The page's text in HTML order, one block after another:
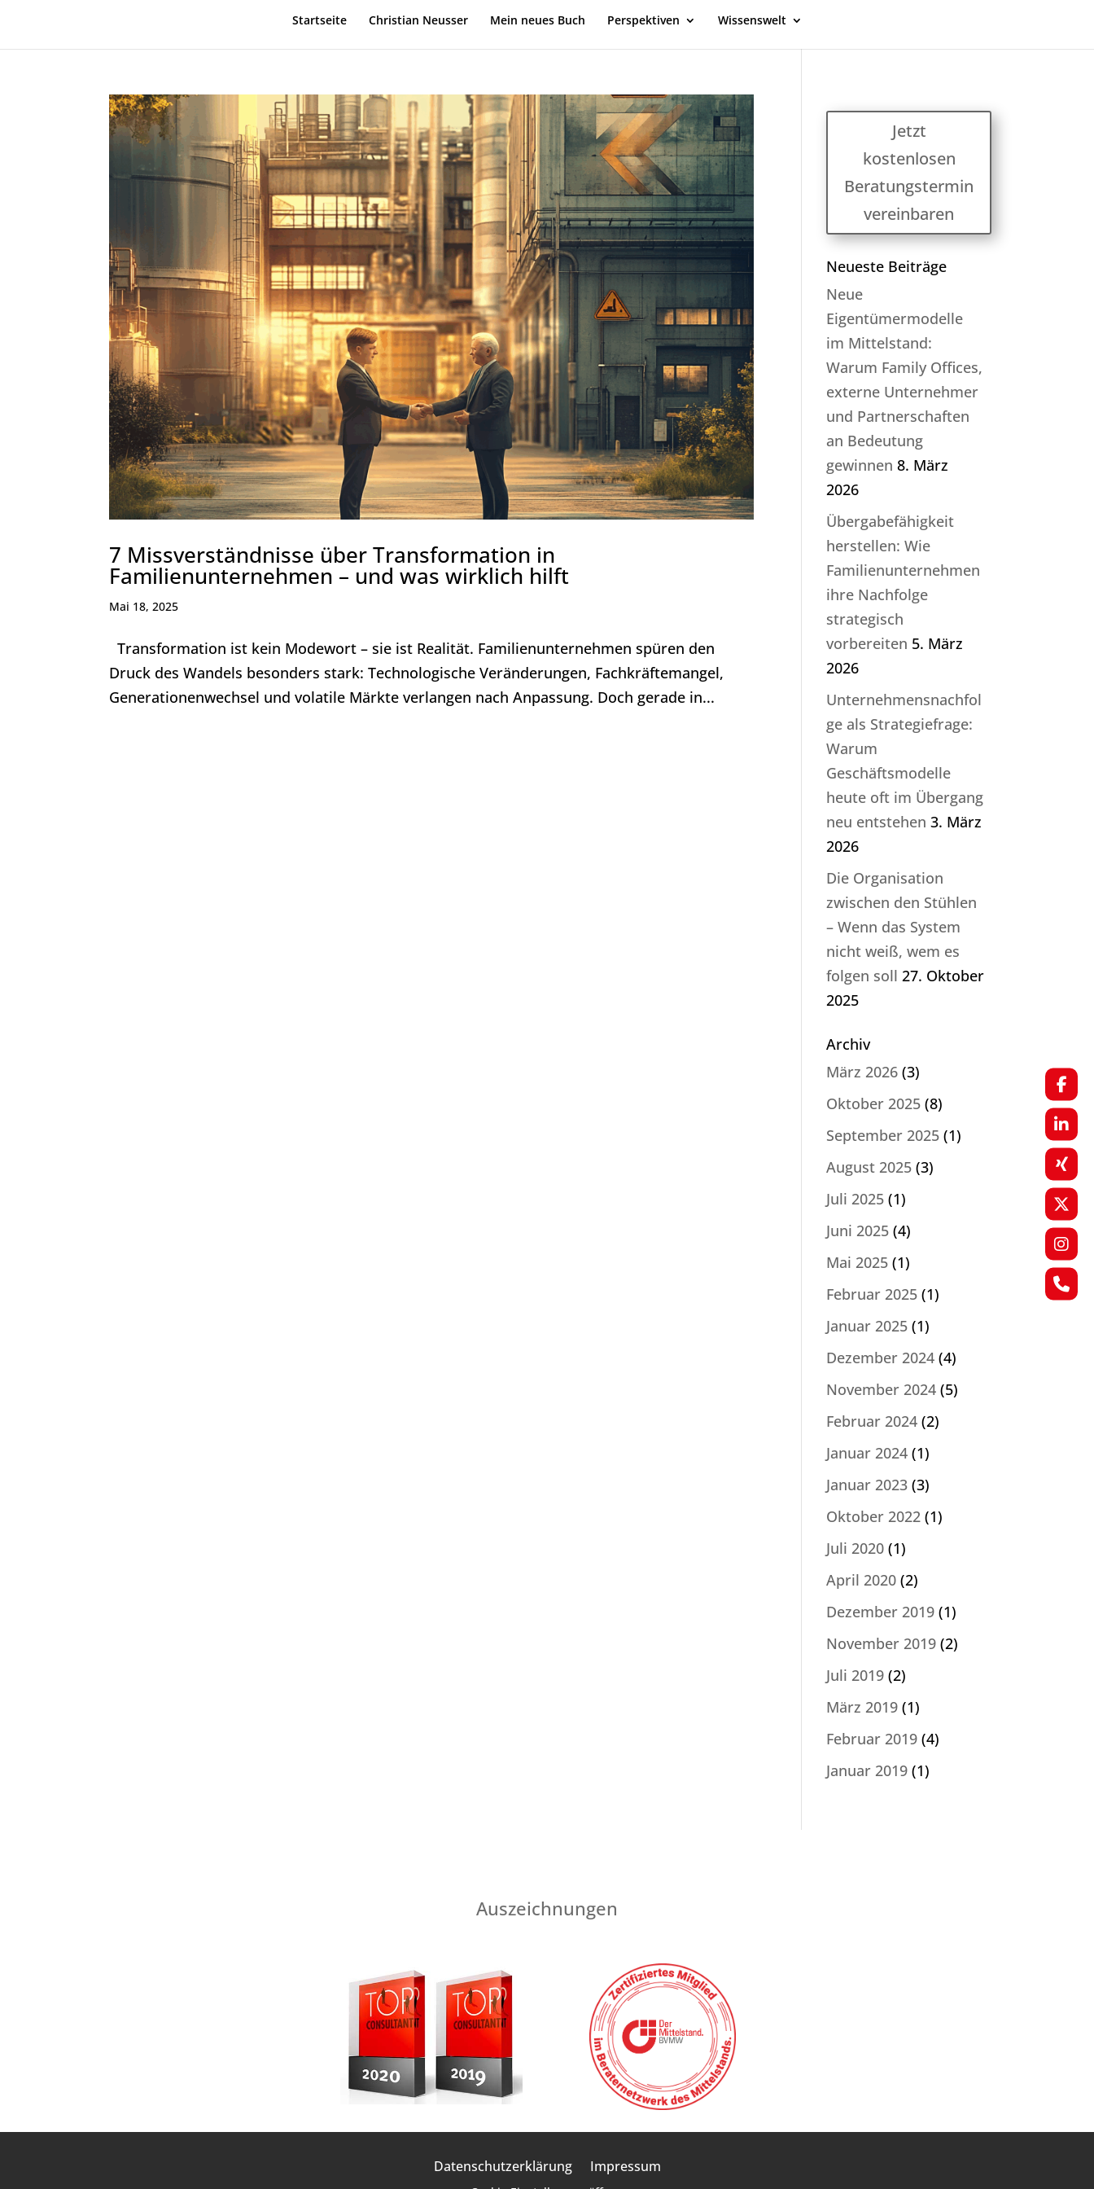
Startseite Christian Neusser Mein neues Buch Perspektiven Wissenswelt
7 Missverständnisse über Transformation in
Familienunternehmen – und was wirklich hilft
Mai 18, 2025
Transformation ist kein Modewort – sie ist Realität. Familienunternehmen spüren den
Druck des Wandels besonders stark: Technologische Veränderungen, Fachkräftemangel,
Generationenwechsel und volatile Märkte verlangen nach Anpassung. Doch gerade in...
Jetzt
kostenlosen
Beratungstermin
vereinbaren
Neueste Beiträge
Neue
Eigentümermodelle
im Mittelstand:
Warum Family Offices,
externe Unternehmer
und Partnerschaften
an Bedeutung
gewinnen 8. März
2026
Übergabefähigkeit
herstellen: Wie
Familienunternehmen
ihre Nachfolge
strategisch
vorbereiten 5. März
2026
Unternehmensnachfol
ge als Strategiefrage:
Warum
Geschäftsmodelle
heute oft im Übergang
neu entstehen 3. März
2026
Die Organisation
zwischen den Stühlen
– Wenn das System
nicht weiß, wem es
folgen soll 27. Oktober
2025
Archiv
März 2026 (3)
Oktober 2025 (8)
September 2025 (1)
August 2025 (3)
Juli 2025 (1)
Juni 2025 (4)
Mai 2025 (1)
Februar 2025 (1)
Januar 2025 (1)
Dezember 2024 (4)
November 2024 (5)
Februar 2024 (2)
Januar 2024 (1)
Januar 2023 (3)
Oktober 2022 (1)
Juli 2020 (1)
April 2020 (2)
Dezember 2019 (1)
November 2019 (2)
Juli 2019 (2)
März 2019 (1)
Februar 2019 (4)
Januar 2019 (1)
Auszeichnungen
Datenschutzerklärung Impressum